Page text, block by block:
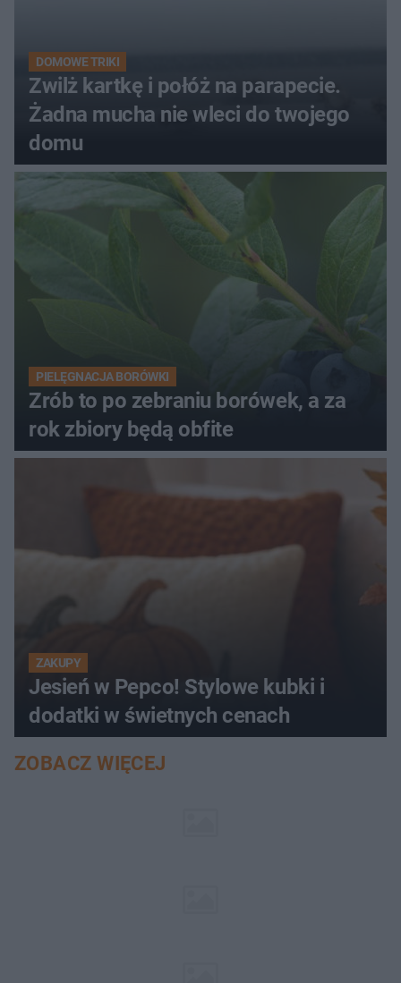
DOMOWE TRIKI
Zwilż kartkę i połóż na parapecie.
Żadna mucha nie wleci do twojego
domu
PIELĘGNACJA BORÓWKI
Zrób to po zebraniu borówek, a za
rok zbiory będą obfite
ZAKUPY
Jesień w Pepco! Stylowe kubki i
dodatki w świetnych cenach
ZOBACZ WIĘCEJ